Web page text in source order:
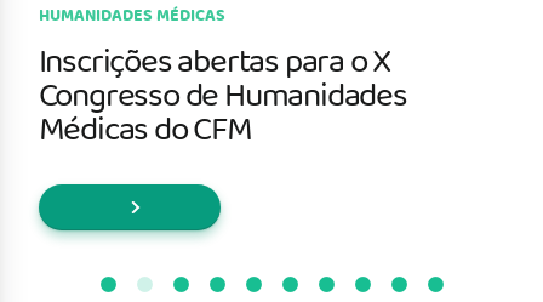
HUMANIDADES MÉDICAS
Inscrições abertas para o X
Congresso de Humanidades
Médicas do CFM